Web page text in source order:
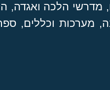
מדרשי הלכה ואגדה,
מערכות וכללים,